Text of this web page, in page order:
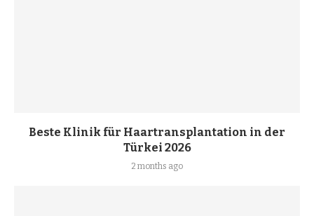
Beste Klinik für Haartransplantation in der
Türkei 2026
2 months ago